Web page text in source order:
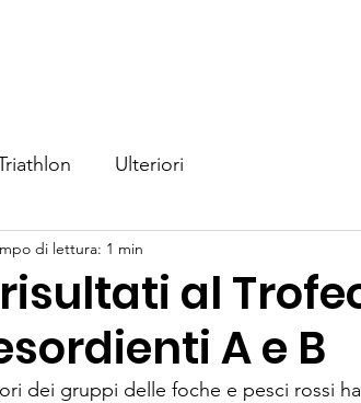
Ulteriori
al
A e B
di lettura: 1 min
dei gruppi delle foche e pesci rossi